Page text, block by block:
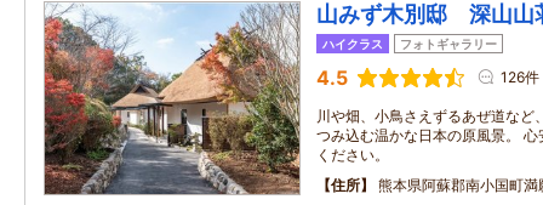
山みず木別邸 深山山
ハイクラス フォトギャラリー
4.5 126件
川や畑、小鳥さえずるあぜ道など
つみ込む温かな日本の原風景。
ください。
住所
熊本県阿蘇郡南小国町満